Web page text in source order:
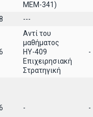
ΜΕΜ-341)
---
Αντί του
μαθήματος
ΗΥ-409
Επιχειρησιακή
Στρατηγική
-
- -